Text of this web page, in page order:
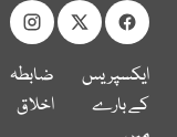
ایکسپریس
کے بارے
ضابطہ
اخلاق